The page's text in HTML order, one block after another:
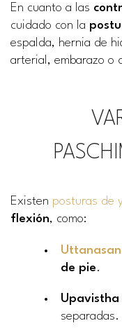
En cuanto a las
cuidado con la
espalda, hernia de
arterial, embarazo o
Existen posturas de
flexión, como:
de pie.
Upavistha
separadas.